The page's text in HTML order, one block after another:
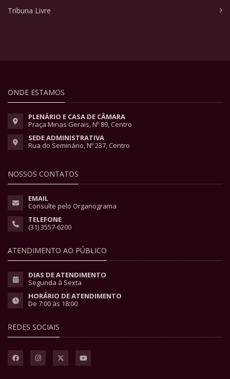
Tribuna Livre
ONDE ESTAMOS
PLENÁRIO E CASA DE CÂMARA
Praça Minas Gerais, Nº 89, Centro
SEDE ADMINISTRATIVA
Rua do Seminário, Nº 237, Centro
NOSSOS CONTATOS
EMAIL
Consulte pelo Organograma
TELEFONE
(31) 3557-6200
ATENDIMENTO AO PÚBLICO
DIAS DE ATENDIMENTO
Segunda à Sexta
HORÁRIO DE ATENDIMENTO
De 7:00 às 18:00
REDES SOCIAIS